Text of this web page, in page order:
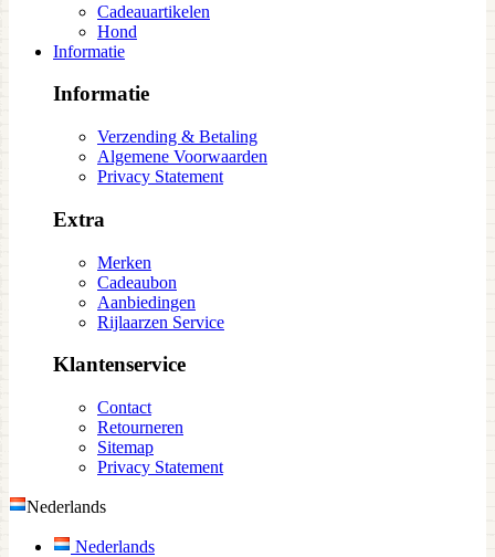
Cadeauartikelen
Hond
Informatie
Informatie
Verzending & Betaling
Algemene Voorwaarden
Privacy Statement
Extra
Merken
Cadeaubon
Aanbiedingen
Rijlaarzen Service
Klantenservice
Contact
Retourneren
Sitemap
Privacy Statement
Nederlands
Nederlands